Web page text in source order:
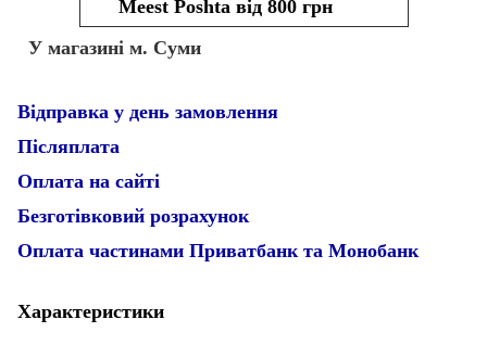
Meest Poshta від 800 грн
У магазині м. Суми
Відправка у день замовлення
Післяплата
Оплата на сайті
Безготівковий розрахунок
Оплата частинами Приватбанк та Монобанк
Характеристики